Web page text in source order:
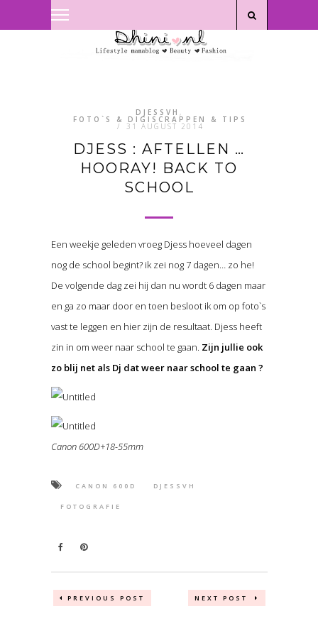
DJESSVH ,
FOTO`S & DIGISCRAPPEN & TIPS
/ 31 AUGUST 2014
DJESS : AFTELLEN …
HOORAY! BACK TO
SCHOOL
Een weekje geleden vroeg Djess hoeveel dagen
nog de school begint? ik zei nog 7 dagen… zo he!
De volgende dag zei hij dan nu wordt 6 dagen maar
en ga zo maar door en toen besloot ik om op foto`s
vast te leggen en hier zijn de resultaat. Djess heeft
zin in om weer naar school te gaan. Zijn jullie ook
zo blij net als Dj dat weer naar school te gaan ?
Canon 600D+18-55mm
CANON 600D DJESSVH
FOTOGRAFIE
PREVIOUS POST NEXT POST